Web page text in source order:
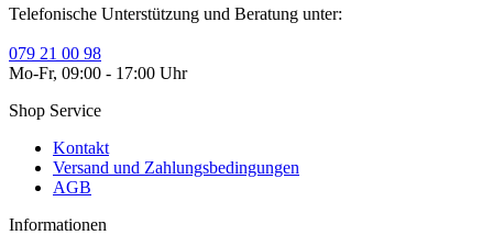
Telefonische Unterstützung und Beratung unter:
079 21 00 98
Mo-Fr, 09:00 - 17:00 Uhr
Shop Service
Kontakt
Versand und Zahlungsbedingungen
AGB
Informationen